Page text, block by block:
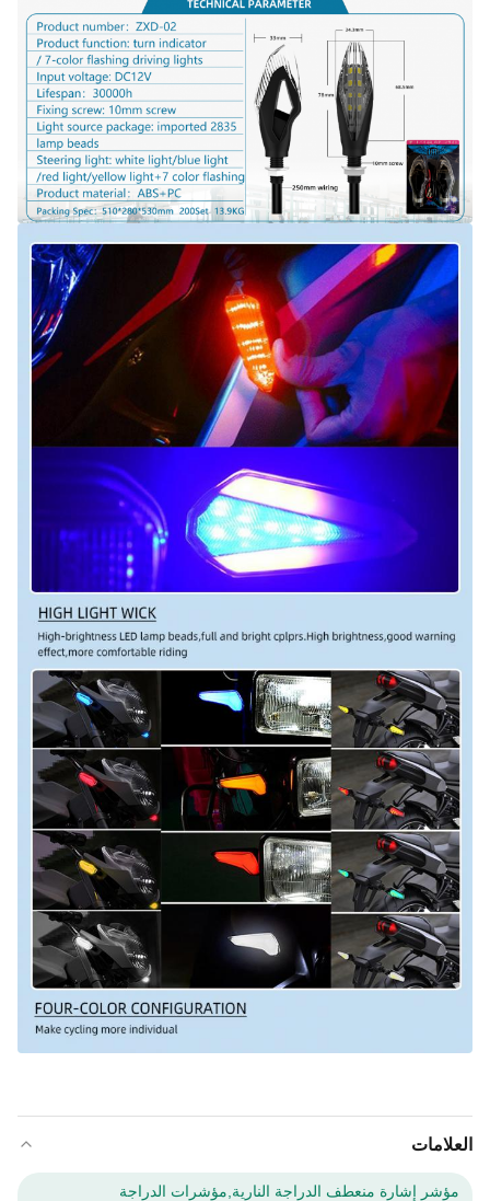
العلامات
مؤشر إشارة منعطف الدراجة النارية,مؤشرات الدراجة